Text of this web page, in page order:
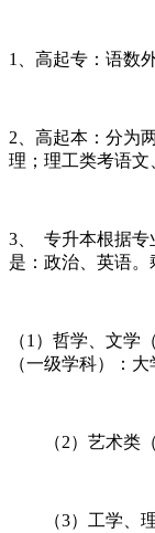
1、高起专：语数外
2、高起本：分为
理；理工类考语文
3、 专升本根据专
是：政治、英语。
（1）哲学、文学
（一级学科）：大
（2）艺术类（
（3）工学、理